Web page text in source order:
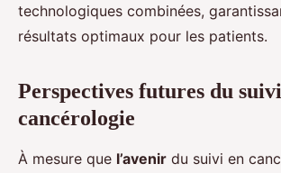
technologiques combinées,
résultats optimaux pour les patients.
Perspectives futures du
cancérologie
À mesure que l’avenir du suivi en